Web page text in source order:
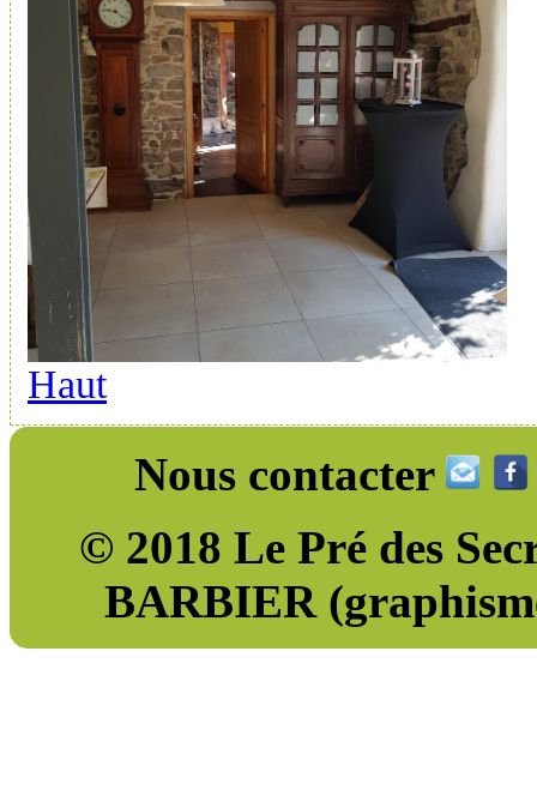
Haut
Nous contacter
© 2018 Le Pré des
BARBIER